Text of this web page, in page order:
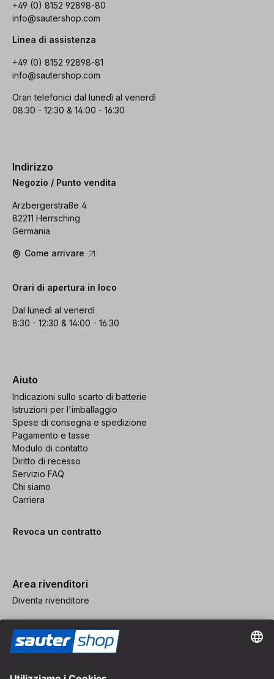
+49 (0) 8152 92898-80
info@sautershop.com
Linea di assistenza
+49 (0) 8152 92898-81
info@sautershop.com
Orari telefonici dal lunedì al venerdì
08:30 - 12:30 & 14:00 - 16:30
Indirizzo
Negozio / Punto vendita
Arzbergerstraße 4
82211 Herrsching
Germania
Come arrivare
Orari di apertura in loco
Dal lunedì al venerdì
8:30 - 12:30 & 14:00 - 16:30
Aiuto
Indicazioni sullo scarto di batterie
Istruzioni per l'imballaggio
Spese di consegna e spedizione
Pagamento e tasse
Modulo di contatto
Diritto di recesso
Servizio FAQ
Chi siamo
Carriera
Revoca un contratto
Area rivenditori
Diventa rivenditore